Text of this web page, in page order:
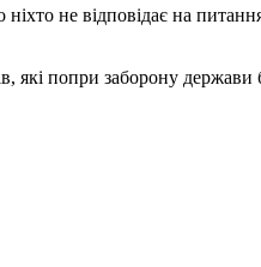
не відповідає на
попри заборону держави